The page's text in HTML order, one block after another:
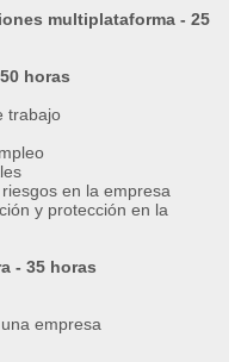
multiplataforma - 25
horas
trabajo
en la empresa
y protección en la
- 35 horas
empresa